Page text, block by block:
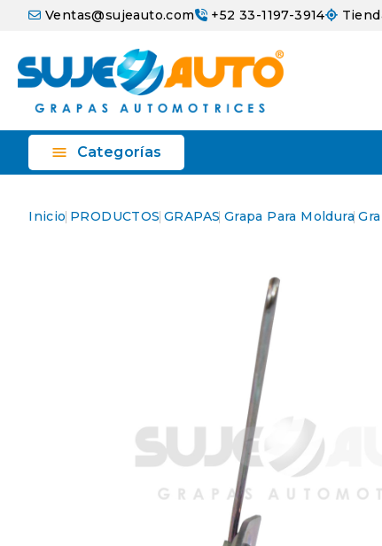
Ventas@sujeauto.com +52 33-1197-3914
 Categorías
Inicio PRODUCTOS GRAPAS Grapa Para Moldura